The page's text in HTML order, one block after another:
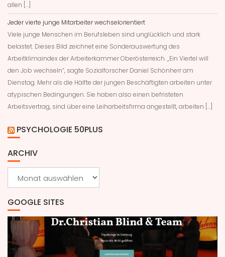
allen […]
Jeder vierte junge Mitarbeiter wechselorientiert
Viele junge Menschen im Berufsleben sind unglücklich und stark
belastet. Dieses Bild zeichnet eine Sonderauswertung des
Arbeitklimaindex der Arbeiterkammer Oberösterreich. „Ein Viertel will
den Job wechseln“, sagte Sozialforscher Daniel Schönherr am
Dienstag. Mehr als die Hälfte der jungen Beschäftigten arbeiten unter
atypischen Bedingungen. Sie haben also einen befristeten
Arbeitsvertrag, sind über eine Leiharbeitsfirma angestellt, arbeiten […]
PSYCHOLOGIE 50PLUS
ARCHIV
GOOGLE SITES